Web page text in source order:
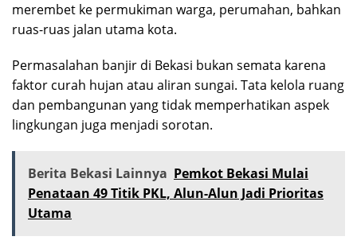
merembet ke permukiman warga, perumahan, bahkan
ruas-ruas jalan utama kota.
Permasalahan banjir di Bekasi bukan semata karena
faktor curah hujan atau aliran sungai. Tata kelola ruang
dan pembangunan yang tidak memperhatikan aspek
lingkungan juga menjadi sorotan.
Berita Bekasi Lainnya Pemkot Bekasi Mulai
Penataan 49 Titik PKL, Alun-Alun Jadi Prioritas
Utama